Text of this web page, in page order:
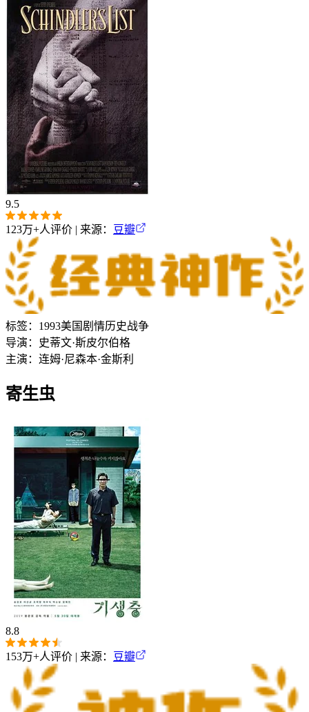
9.5
123万+人评价 | 来源： 豆瓣
标签： 1993美国 剧情历史战争
导演：
史蒂文·斯皮尔伯格
主演： 连姆·尼森本·金斯利
寄生虫
8.8
153万+人评价 | 来源： 豆瓣